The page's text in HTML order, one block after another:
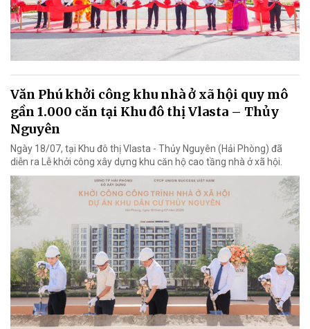
Văn Phú khởi công khu nhà ở xã hội quy mô
gần 1.000 căn tại Khu đô thị Vlasta – Thủy
Nguyên
Ngày 18/07, tại Khu đô thị Vlasta - Thủy Nguyên (Hải Phòng) đã
diễn ra Lễ khởi công xây dựng khu căn hộ cao tầng nhà ở xã hội.